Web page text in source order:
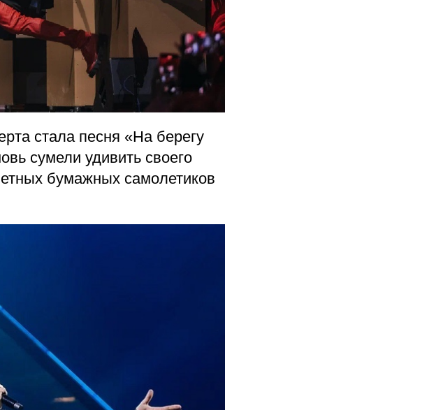
стала песня «На берегу
сумели удивить своего
бумажных самолетиков